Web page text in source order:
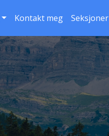
Kontakt meg Seksjoner